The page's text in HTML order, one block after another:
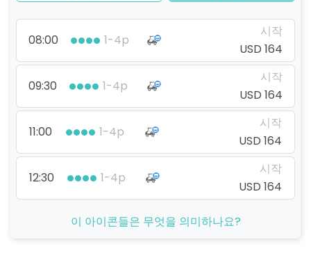
08:00 1-4p
시작
USD 164
09:30 1-4p
시작
USD 164
11:00 1-4p
시작
USD 164
12:30 1-4p
시작
USD 164
1-4p
이 아이콘들은 무엇을 의미하나요?